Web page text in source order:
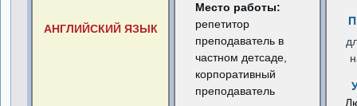
АНГЛИЙСКИЙ ЯЗЫК
Место работы:
репетитор
преподаватель в
частном детсаде,
корпоративный
преподаватель